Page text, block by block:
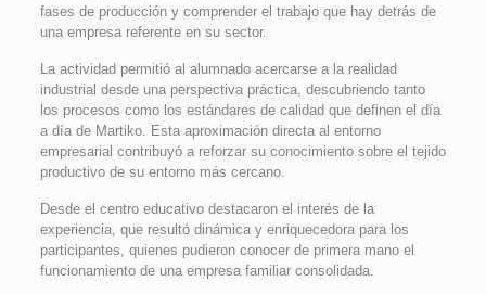
fases de producción y comprender el trabajo que hay detrás de
una empresa referente en su sector.
La actividad permitió al alumnado acercarse a la realidad
industrial desde una perspectiva práctica, descubriendo tanto
los procesos como los estándares de calidad que definen el día
a día de Martiko. Esta aproximación directa al entorno
empresarial contribuyó a reforzar su conocimiento sobre el tejido
productivo de su entorno más cercano.
Desde el centro educativo destacaron el interés de la
experiencia, que resultó dinámica y enriquecedora para los
participantes, quienes pudieron conocer de primera mano el
funcionamiento de una empresa familiar consolidada.